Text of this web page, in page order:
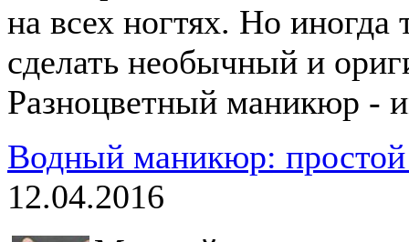
на всех ногтях. Но иногда
сделать необычный и
Разноцветный маникюр -
Водный маникюр:
12.04.2016